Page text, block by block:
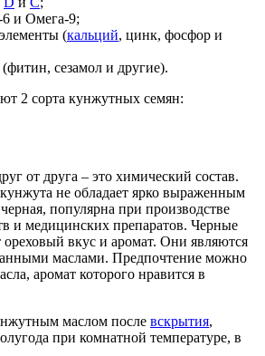
и Омега-9;
(кальций, цинк, фосфор и
(фитин, сезамол и другие).
2 сорта кунжутных семян:
от друга – это химический состав.
не обладает ярко выраженным
популярна при производстве
и медицинских препаратов. Черные
вкус и аромат. Они являются
маслами. Предпочтение можно
аромат которого нравится в
маслом после вскрытия,
при комнатной температуре, в